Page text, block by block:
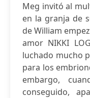
Meg invitó al
en la granja de
de William
amor NIKKI
luchado mucho
para los
embargo,
conseguido,